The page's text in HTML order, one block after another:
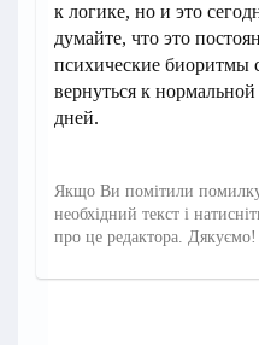
к логике, но и это
думайте, что это
психические
вернуться к
дней.
Якщо Ви помітили помилку,
необхідний текст і
про це редактора. Дякуємо!